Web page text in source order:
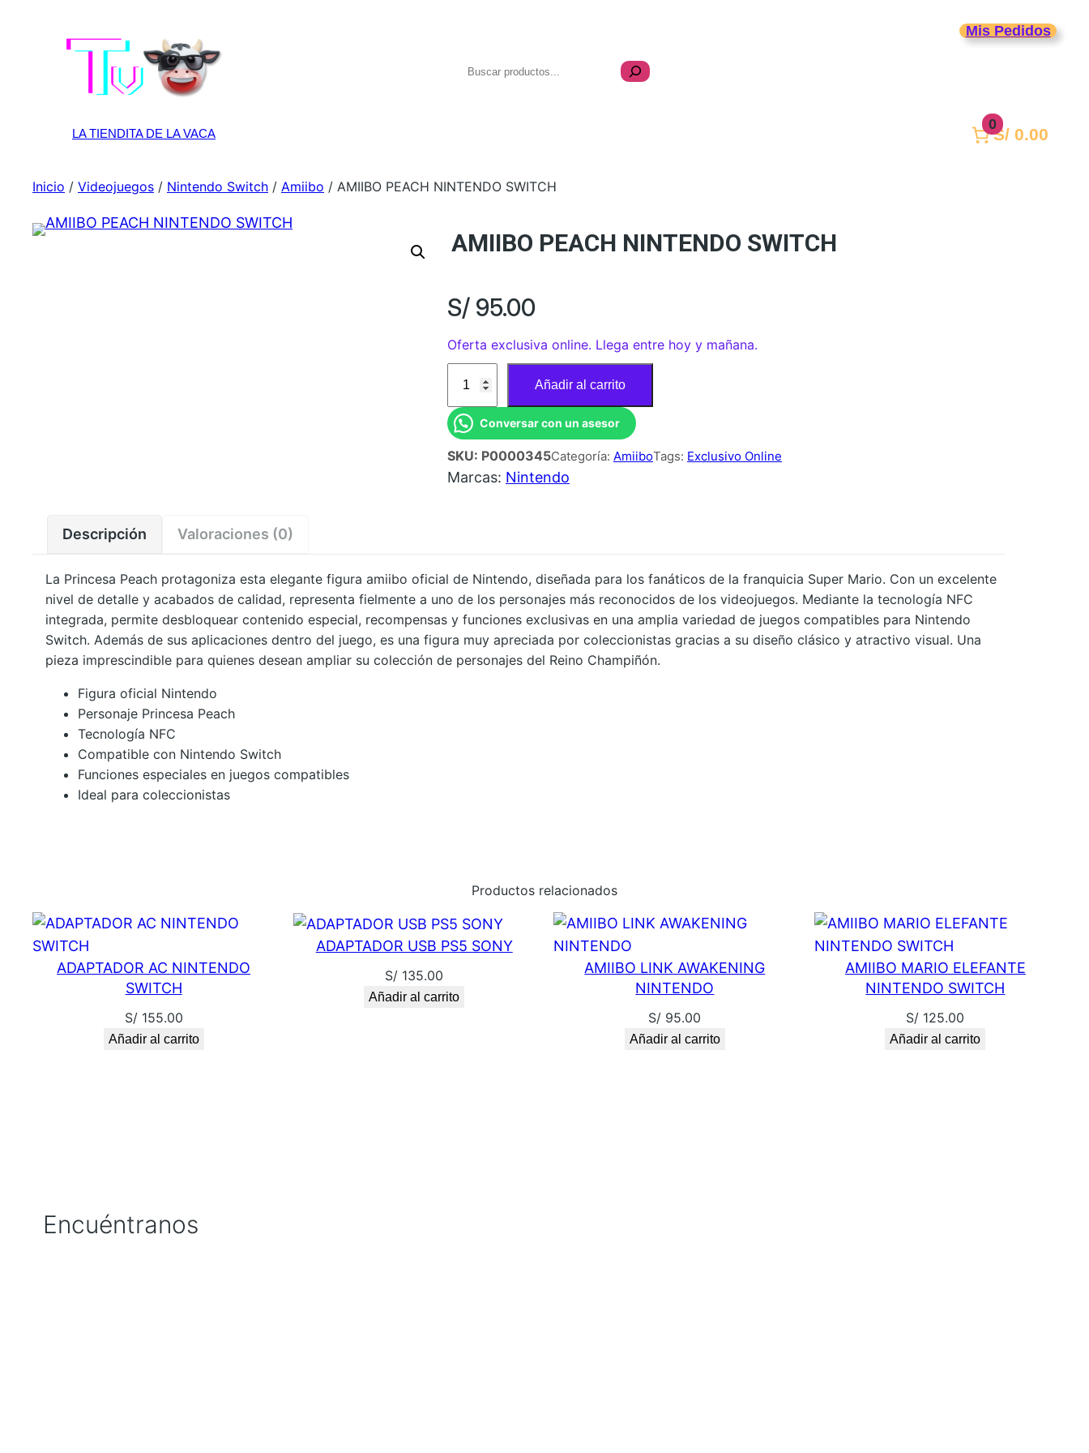
LA TIENDITA DE LA VACA
Buscar
Mis Pedidos
0
S/ 0.00
Inicio / Videojuegos / Nintendo Switch / Amiibo / AMIIBO PEACH NINTENDO SWITCH
AMIIBO PEACH NINTENDO SWITCH
S/ 95.00
Oferta exclusiva online. Llega entre hoy y mañana.
I
B
O
C
H
N
I
N
H
c
Añadir al carrito
Conversar con un asesor
SKU: P0000345Categoría: AmiiboTags: Exclusivo Online
Marcas: Nintendo
Descripción Valoraciones (0)
La Princesa Peach protagoniza esta elegante figura amiibo oficial de Nintendo, diseñada para los fanáticos de la franquicia Super Mario. Con un excelente
nivel de detalle y acabados de calidad, representa fielmente a uno de los personajes más reconocidos de los videojuegos. Mediante la tecnología NFC
integrada, permite desbloquear contenido especial, recompensas y funciones exclusivas en una amplia variedad de juegos compatibles para Nintendo
Switch. Además de sus aplicaciones dentro del juego, es una figura muy apreciada por coleccionistas gracias a su diseño clásico y atractivo visual. Una
pieza imprescindible para quienes desean ampliar su colección de personajes del Reino Champiñón.
Figura oficial Nintendo
Personaje Princesa Peach
Tecnología NFC
Compatible con Nintendo Switch
Funciones especiales en juegos compatibles
Ideal para coleccionistas
Productos relacionados
ADAPTADOR AC NINTENDO
SWITCH
S/155.00
Añadir al carrito
ADAPTADOR USB PS5 SONY
S/ 135.00
Añadir al carrito
AMIIBO LINK AWAKENING
NINTENDO
S/ 95.00
Añadir al carrito
AMIIBO MARIO ELEFANTE
NINTENDO SWITCH
S/ 125.00
Añadir al carrito
Encuéntranos